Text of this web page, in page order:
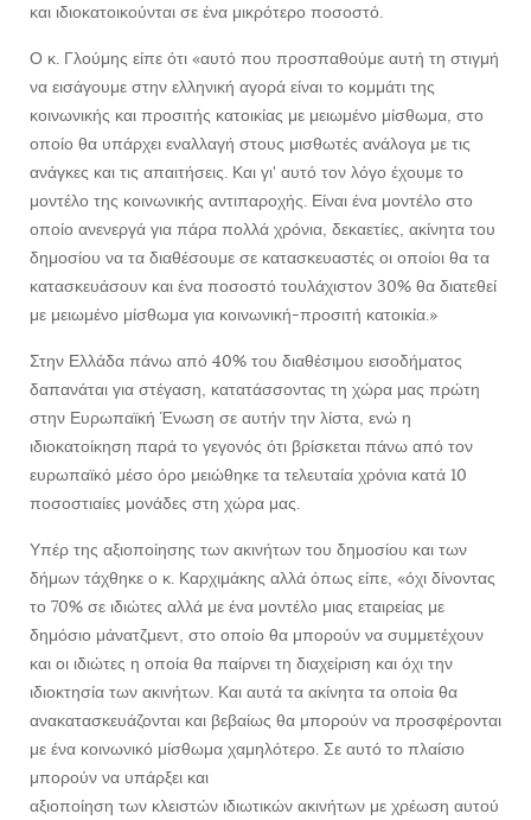
και ιδιοκατοικούνται σε ένα μικρότερο ποσοστό.
Ο κ. Γλούμης είπε ότι «αυτό που προσπαθούμε αυτή τη στιγμή
να εισάγουμε στην ελληνική αγορά είναι το κομμάτι της
κοινωνικής και προσιτής κατοικίας με μειωμένο μίσθωμα, στο
οποίο θα υπάρχει εναλλαγή στους μισθωτές ανάλογα με τις
ανάγκες και τις απαιτήσεις. Και γι' αυτό τον λόγο έχουμε το
μοντέλο της κοινωνικής αντιπαροχής. Είναι ένα μοντέλο στο
οποίο ανενεργά για πάρα πολλά χρόνια, δεκαετίες, ακίνητα του
δημοσίου να τα διαθέσουμε σε κατασκευαστές οι οποίοι θα τα
κατασκευάσουν και ένα ποσοστό τουλάχιστον 30% θα διατεθεί
με μειωμένο μίσθωμα για κοινωνική-προσιτή κατοικία.»
Στην Ελλάδα πάνω από 40% του διαθέσιμου εισοδήματος
δαπανάται για στέγαση, κατατάσσοντας τη χώρα μας πρώτη
στην Ευρωπαϊκή Ένωση σε αυτήν την λίστα, ενώ η
ιδιοκατοίκηση παρά το γεγονός ότι βρίσκεται πάνω από τον
ευρωπαϊκό μέσο όρο μειώθηκε τα τελευταία χρόνια κατά 10
ποσοστιαίες μονάδες στη χώρα μας.
Υπέρ της αξιοποίησης των ακινήτων του δημοσίου και των
δήμων τάχθηκε ο κ. Καρχιμάκης αλλά όπως είπε, «όχι δίνοντας
το 70% σε ιδιώτες αλλά με ένα μοντέλο μιας εταιρείας με
δημόσιο μάνατζμεντ, στο οποίο θα μπορούν να συμμετέχουν
και οι ιδιώτες η οποία θα παίρνει τη διαχείριση και όχι την
ιδιοκτησία των ακινήτων. Και αυτά τα ακίνητα τα οποία θα
ανακατασκευάζονται και βεβαίως θα μπορούν να προσφέρονται
με ένα κοινωνικό μίσθωμα χαμηλότερο. Σε αυτό το πλαίσιο
μπορούν να υπάρξει και
αξιοποίηση των κλειστών ιδιωτικών ακινήτων με χρέωση αυτού